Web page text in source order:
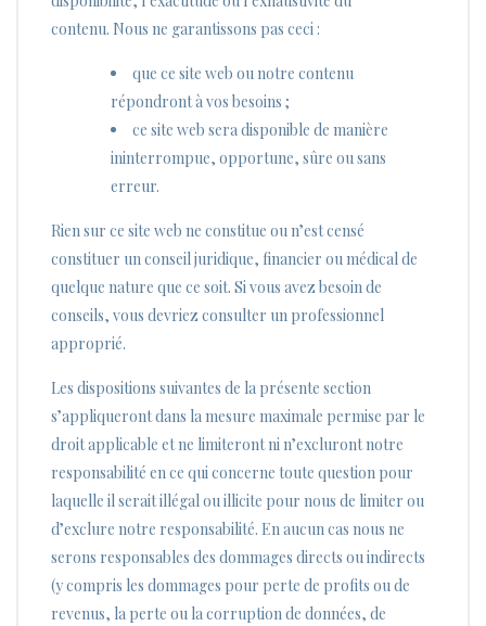
contenu. Nous ne garantissons pas ceci :
que ce site web ou notre contenu
répondront à vos besoins ;
ce site web sera disponible de manière
ininterrompue, opportune, sûre ou sans
erreur.
Rien sur ce site web ne constitue ou n’est censé
constituer un conseil juridique, financier ou médical de
quelque nature que ce soit. Si vous avez besoin de
conseils, vous devriez consulter un professionnel
approprié.
Les dispositions suivantes de la présente section
s’appliqueront dans la mesure maximale permise par le
droit applicable et ne limiteront ni n’excluront notre
responsabilité en ce qui concerne toute question pour
laquelle il serait illégal ou illicite pour nous de limiter ou
d’exclure notre responsabilité. En aucun cas nous ne
serons responsables des dommages directs ou indirects
(y compris les dommages pour perte de profits ou de
revenus, la perte ou la corruption de données, de